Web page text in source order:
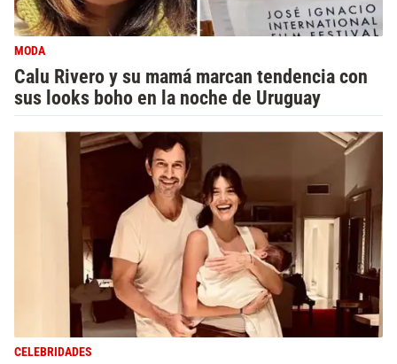
MODA
Calu Rivero y su mamá marcan tendencia con
sus looks boho en la noche de Uruguay
CELEBRIDADES